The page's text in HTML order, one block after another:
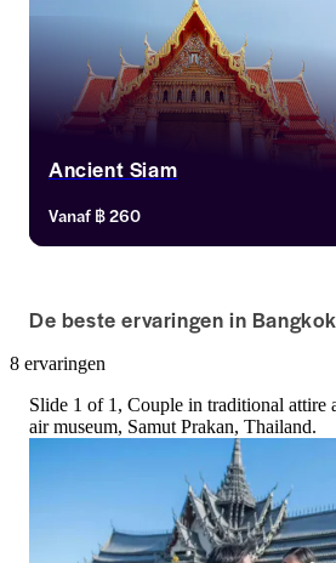
Ancient Siam
Bezoek Ancient Siam, een
openluchtmuseum waarin de
bezienswaardigheden van Thailand
korting en dompel je onder in de
Vanaf ฿ 260
De beste ervaringen in Bangkok
8 ervaringen
Slide 1 of 1, Couple in traditional attire
air museum, Samut Prakan, Thailand.